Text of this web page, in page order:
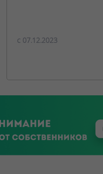
c 07.12.2023